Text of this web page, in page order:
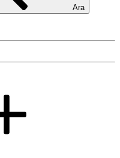
Ara